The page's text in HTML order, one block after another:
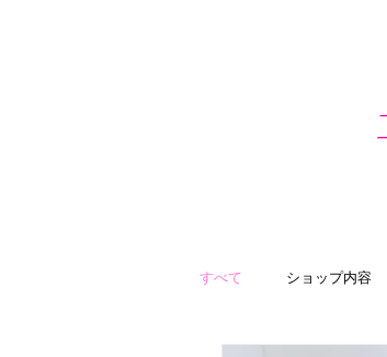
すべて ショップ内容